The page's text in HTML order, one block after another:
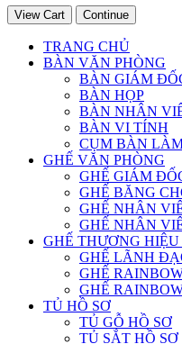
View Cart Continue
TRANG CHỦ
BÀN VĂN PHÒNG
BÀN GIÁM
BÀN HỌP
BÀN NHÂN
BÀN VI TÍNH
CỤM BÀN
GHẾ VĂN PHÒNG
GHẾ GIÁM
GHẾ BĂNG
GHẾ NHÂN
GHẾ NHÂN
GHẾ THƯƠNG
GHẾ LÃNH
GHẾ
GHẾ
TỦ HỒ SƠ
TỦ GỖ HỒ SƠ
TỦ SẮT HỒ SƠ